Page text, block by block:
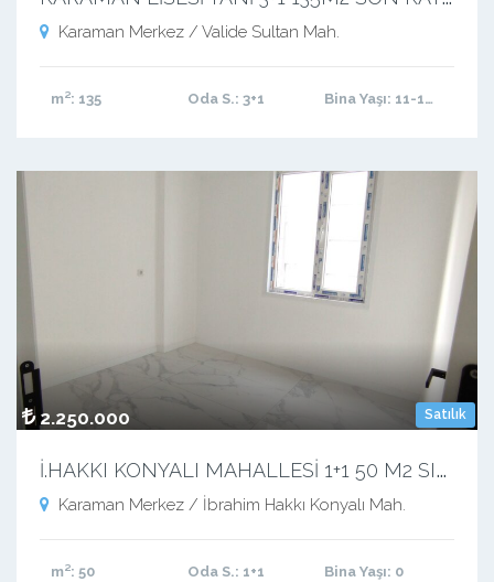
Karaman Merkez / Valide Sultan Mah.
m²: 135 Oda S.: 3+1 Bina Yaşı: 11-15 arası
Satılık
2.250.000
İ
.HAKKI KONYALI MAHALLESİ 1+1 50 M2 SIFIR LÜX BALKONLU APART
Karaman Merkez / İbrahim Hakkı Konyalı Mah.
m²: 50 Oda S.: 1+1 Bina Yaşı: 0